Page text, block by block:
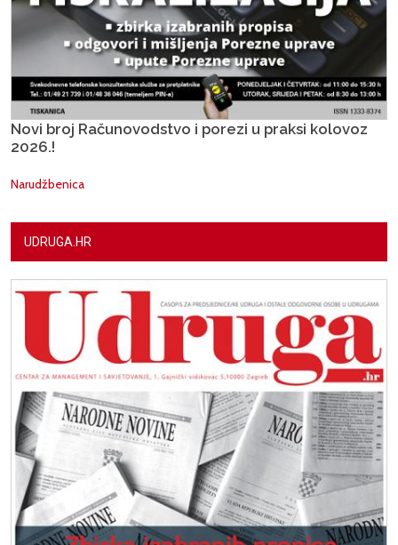
Novi broj Računovodstvo i porezi u praksi kolovoz
2026.!
Narudžbenica
UDRUGA.HR